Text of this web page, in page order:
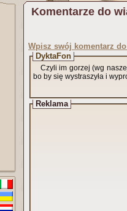
Komentarze do
Wpisz swój komentarz
DyktaFon
Czyli im gorzej (wg
bo by się wystraszyła i
Reklama